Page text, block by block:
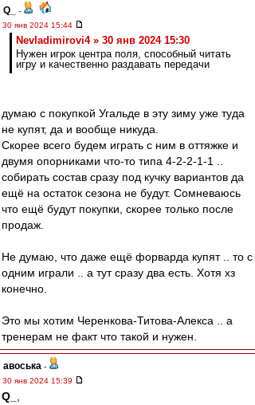
Q_
-
30 янв 2024 15:44
Nevladimirovi4 » 30 янв 2024 15:30
Нужен игрок центра поля, способный читать
игру и качественно раздавать передачи
думаю с покупкой Угальде в эту зиму уже туда
не купят, да и вообще никуда.
Скорее всего будем играть с ним в оттяжке и
двумя опорниками что-то типа 4-2-2-1-1 ..
собирать состав сразу под кучку вариантов да
ещё на остаток сезона не будут. Сомневаюсь
что ещё будут покупки, скорее только после
продаж.
Не думаю, что даже ещё форварда купят .. то с
одним играли .. а тут сразу два есть. Хотя хз
конечно.
Это мы хотим Черенкова-Титова-Алекса .. а
тренерам не факт что такой и нужен.
авоська -
30 янв 2024 15:39
Q_